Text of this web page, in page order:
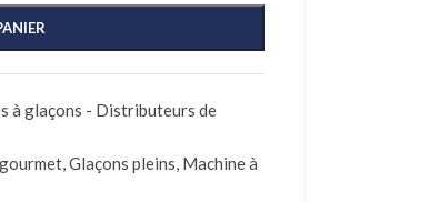
à glaçons - Distributeurs de
,Glaçons pleins, Machine à